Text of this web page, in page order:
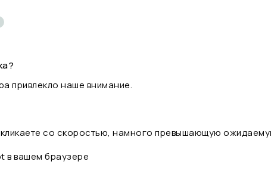
привлекло наше внимание.
со скоростью, намного превышающую
в вашем браузере